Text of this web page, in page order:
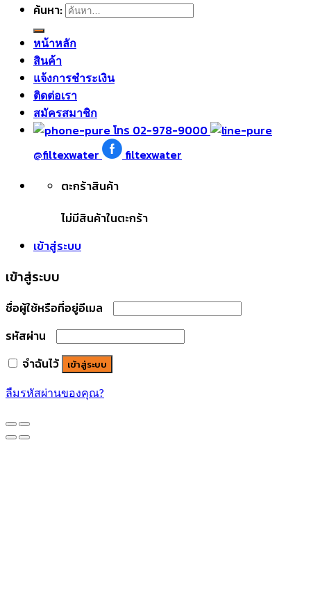
ค้นหา:
หน้าหลัก
สินค้า
แจ้งการชำระเงิน
ติดต่อเรา
สมัครสมาชิก
โทร 02-978-9000
@filtexwater
filtexwater
ตะกร้าสินค้า
ไม่มีสินค้าในตะกร้า
เข้าสู่ระบบ
เข้าสู่ระบบ
ชื่อผู้ใช้หรือที่อยู่อีเมล
รหัสผ่าน
จำฉันไว้
เข้าสู่ระบบ
ลืมรหัสผ่านของคุณ?